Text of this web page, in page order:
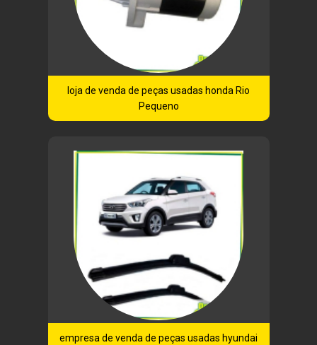
loja de venda de peças usadas honda Rio
Pequeno
empresa de venda de peças usadas hyundai